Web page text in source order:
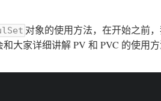
对象的使用方法，在开始之前
大家详细讲解 PV 和 PVC 的使用